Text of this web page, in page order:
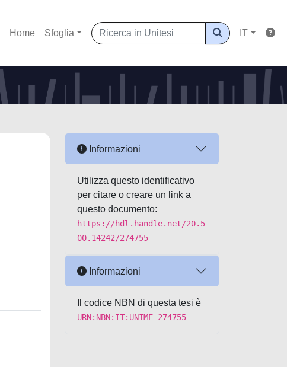
Home Sfoglia IT
Informazioni
Utilizza questo identificativo
per citare o creare un link a
questo documento:
https://hdl.handle.net/20.5
00.14242/274755
Informazioni
Il codice NBN di questa tesi è
URN:NBN:IT:UNIME-274755